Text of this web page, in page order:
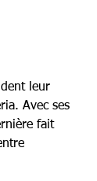
leur
Avec ses
fait